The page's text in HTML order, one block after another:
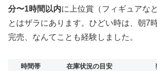
分〜1時間以内に上位賞（フィギュアな
とはザラにあります。ひどい時は、朝7
完売、なんてことも経験しました。
時間帯 在庫状況の目安